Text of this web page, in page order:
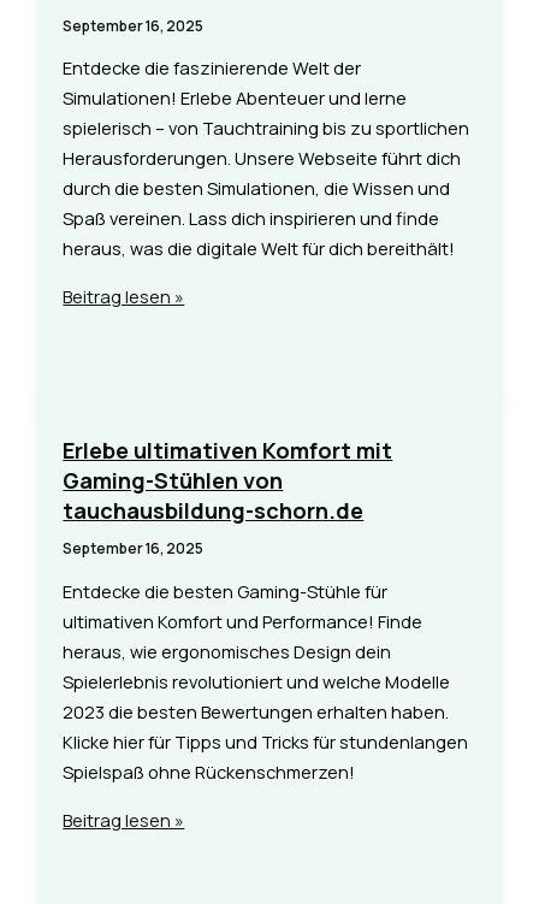
September 16, 2025
Entdecke die faszinierende Welt der
Simulationen! Erlebe Abenteuer und lerne
spielerisch – von Tauchtraining bis zu sportlichen
Herausforderungen. Unsere Webseite führt dich
durch die besten Simulationen, die Wissen und
Spaß vereinen. Lass dich inspirieren und finde
heraus, was die digitale Welt für dich bereithält!
Simulationen
mit
tauchausbildung-
schorn.de
Beitrag lesen »
Erlebe ultimativen Komfort mit
Gaming-Stühlen von
tauchausbildung-schorn.de
September 16, 2025
Entdecke die besten Gaming-Stühle für
ultimativen Komfort und Performance! Finde
heraus, wie ergonomisches Design dein
Spielerlebnis revolutioniert und welche Modelle
2023 die besten Bewertungen erhalten haben.
Klicke hier für Tipps und Tricks für stundenlangen
Spielspaß ohne Rückenschmerzen!
Erlebe
Beitrag lesen »